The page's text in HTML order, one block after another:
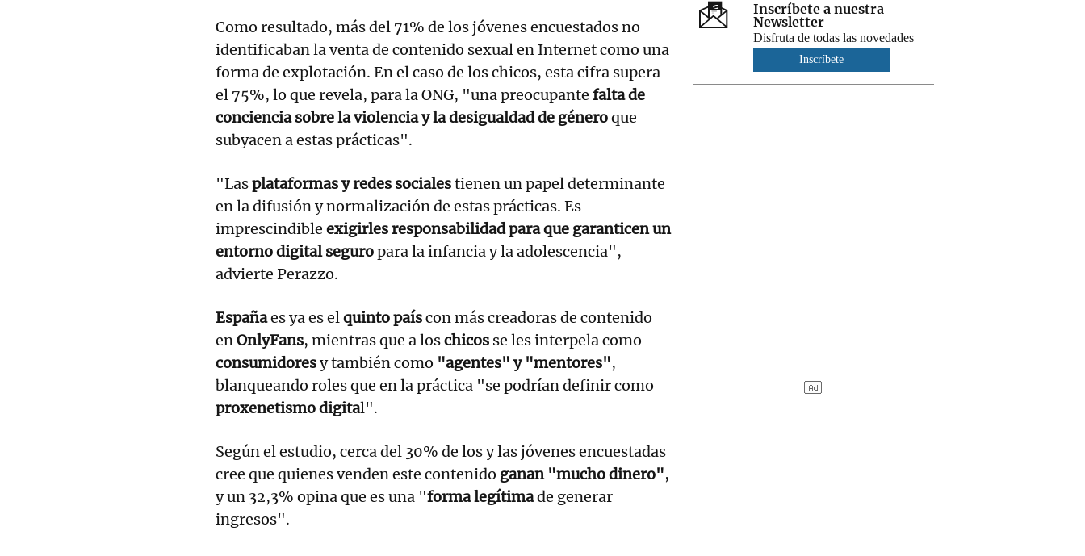
Como resultado, más del 71% de los jóvenes encuestados no
identificaban la venta de contenido sexual en Internet como una
forma de explotación. En el caso de los chicos, esta cifra supera
el 75%, lo que revela, para la ONG, "una preocupante falta de
conciencia sobre la violencia y la desigualdad de géneroque
subyacen a estas prácticas".
"Lasplataformas y redes socialestienen un papel determinante
en la difusión y normalización de estas prácticas. Es
imprescindible exigirles responsabilidad para que garanticen un
entorno digital seguropara la infancia y la adolescencia",
advierte Perazzo.
Españaes ya es elquinto paíscon más creadoras de contenido
enOnlyFans, mientras que a loschicos se les interpela como
consumidoresy también como "agentes" y "mentores",
blanqueando roles que en la práctica "se podrían definir como
proxenetismo digital".
Según el estudio, cerca del 30% de los y las jóvenes encuestadas
cree que quienes venden este contenido ganan "mucho dinero",
y un 32,3% opina que es una "forma legítimade generar
ingresos".
Inscríbete a nuestra
Newsletter
Disfruta de todas las novedades
Inscríbete